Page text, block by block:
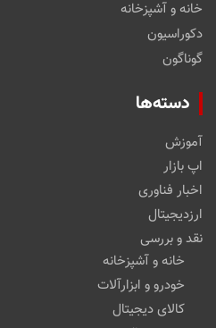
خانه و آشپزخانه
دکوراسیون
گوناگون
دسته‌ها
آموزش
اپ بازار
اخبار فناوری
ارزدیجیتال
نقد و بررسی
خانه و آشپزخانه
خودرو و ابزارآلات
کالای دیجیتال